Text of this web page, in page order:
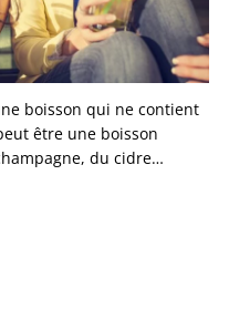
boisson qui ne contient
être une boisson
du cidre…